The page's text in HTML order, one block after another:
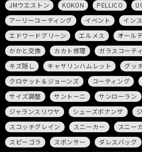
JMウエストン KOKON PELLICO
アーリーコーティング
イベント イン
エドワードグリーン
エルメス オール
かかと交換
カカト修理 ガラスコーテ
キズ隠し
キャサリンハムレット グッ
クロケット＆ジョーンズ
コーティング
サイズ調整
サントーニ サンローラン
ジャランスリワヤ
シューズボナンザ
スコッチグレイン
スニーカー
スニー
スピーゴラ
スポンサー ダレスバッグ